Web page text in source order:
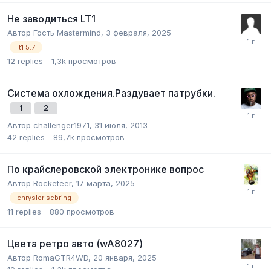
Не заводиться LT1
Автор Гость Mastermind, 3 февраля, 2025
lt1 5.7
12 replies 1,3k просмотров
Система охлождения.Раздувает патрубки.
1 2
Автор challenger1971, 31 июля, 2013
42 replies 89,7k просмотров
По крайслеровской электронике вопрос
Автор Rocketeer, 17 марта, 2025
chrysler sebring
11 replies 880 просмотров
Цвета ретро авто (wA8027)
Автор RomaGTR4WD, 20 января, 2025